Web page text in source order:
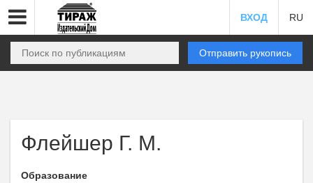
ВХОД RU
Отправить рукопись
Флейшер Г. М.
Образование